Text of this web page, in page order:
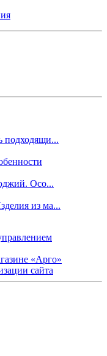
подходящи...
Осо...
из ма...
«Арго»
сайта